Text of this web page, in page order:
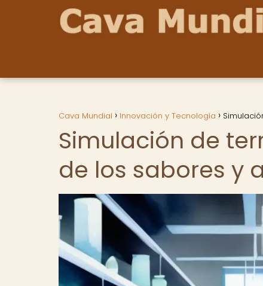
Cava Mundial Innovación y Tecnología
Simulación de
de los sabores y